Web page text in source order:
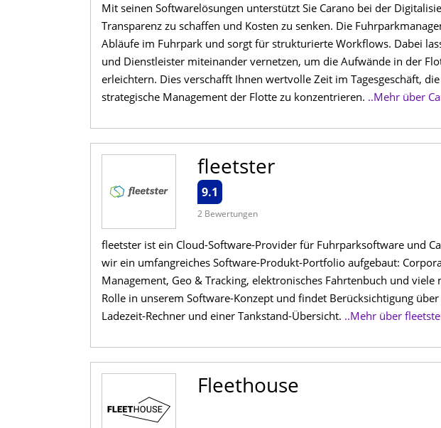
Mit seinen Softwarelösungen unterstützt Sie Carano bei der
Transparenz zu schaffen und Kosten zu senken. Die
Abläufe im Fuhrpark und sorgt für strukturierte Workflows. Dabei
und Dienstleister miteinander vernetzen, um die Aufwände in der
erleichtern. Dies verschafft Ihnen wertvolle Zeit im Tagesgeschäft,
strategische Management der Flotte zu konzentrieren. ..Mehr über
fleetster
9.1
2 Bewertungen
fleetster ist ein Cloud-Software-Provider für Fuhrparksoftware und
wir ein umfangreiches Software-Produkt-Portfolio aufgebaut:
Management, Geo & Tracking, elektronisches Fahrtenbuch und
Rolle in unserem Software-Konzept und findet Berücksichtigung
Ladezeit-Rechner und einer Tankstand-Übersicht. ..Mehr über
Fleethouse